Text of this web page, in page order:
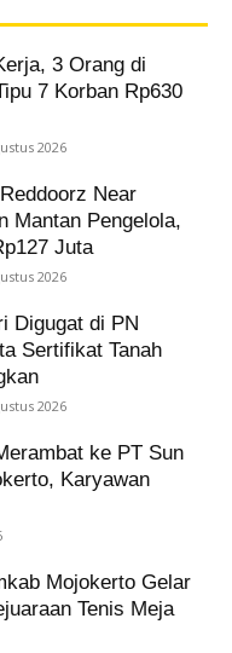
3 Orang di
7 Korban Rp630
2026
Near
Mantan Pengelola,
Juta
2026
Digugat di PN
Sertifikat Tanah
2026
ke PT Sun
Karyawan
Mojokerto Gelar
Tenis Meja